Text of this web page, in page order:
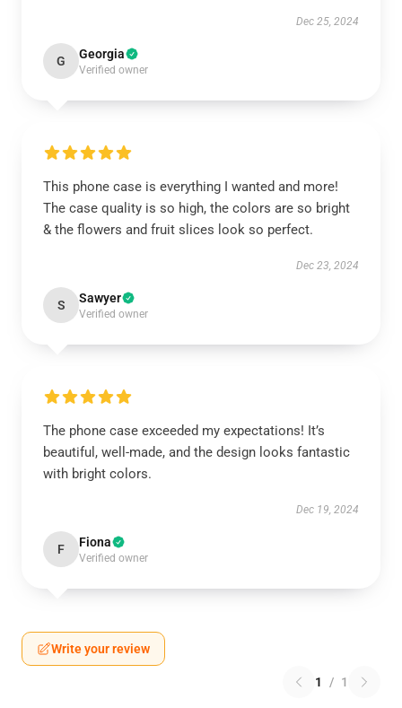
Dec 25, 2024
G Georgia
Verified owner
This phone case is everything I wanted and more!
The case quality is so high, the colors are so bright
& the flowers and fruit slices look so perfect.
Dec 23, 2024
S Sawyer
Verified owner
The phone case exceeded my expectations! It’s
beautiful, well-made, and the design looks fantastic
with bright colors.
Dec 19, 2024
F Fiona
Verified owner
Write your review
1 / 1